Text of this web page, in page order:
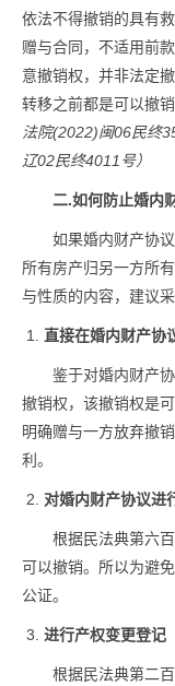
依法不得撤销的具有
赠与合同，不适用前
意撤销权，并非法定
转移之前都是可以撤销
法院(2022)闽06民终
辽02民终4011号）
二.如何防止婚内
如果婚内财产协
所有房产归另一方所
与性质的内容，建议
直接在婚内财产协
鉴于对婚内财产
撤销权，该撤销权是
明确赠与一方放弃撤
利。
对婚内财产协议进
根据民法典第六
可以撤销。所以为避
公证。
进行产权变更登记
根据民法典第二